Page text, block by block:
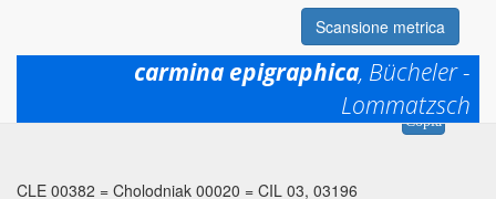
Scansione metrica
carmina epigraphica, Bücheler -
Lommatzsch
https://www.mqdq.it/textsce/CE|ce|0382 Copia
CLE 00382 = Cholodniak 00020 = CIL 03, 03196